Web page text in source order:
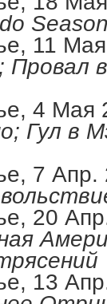
11
4 Мая
Гул в
7
20
13